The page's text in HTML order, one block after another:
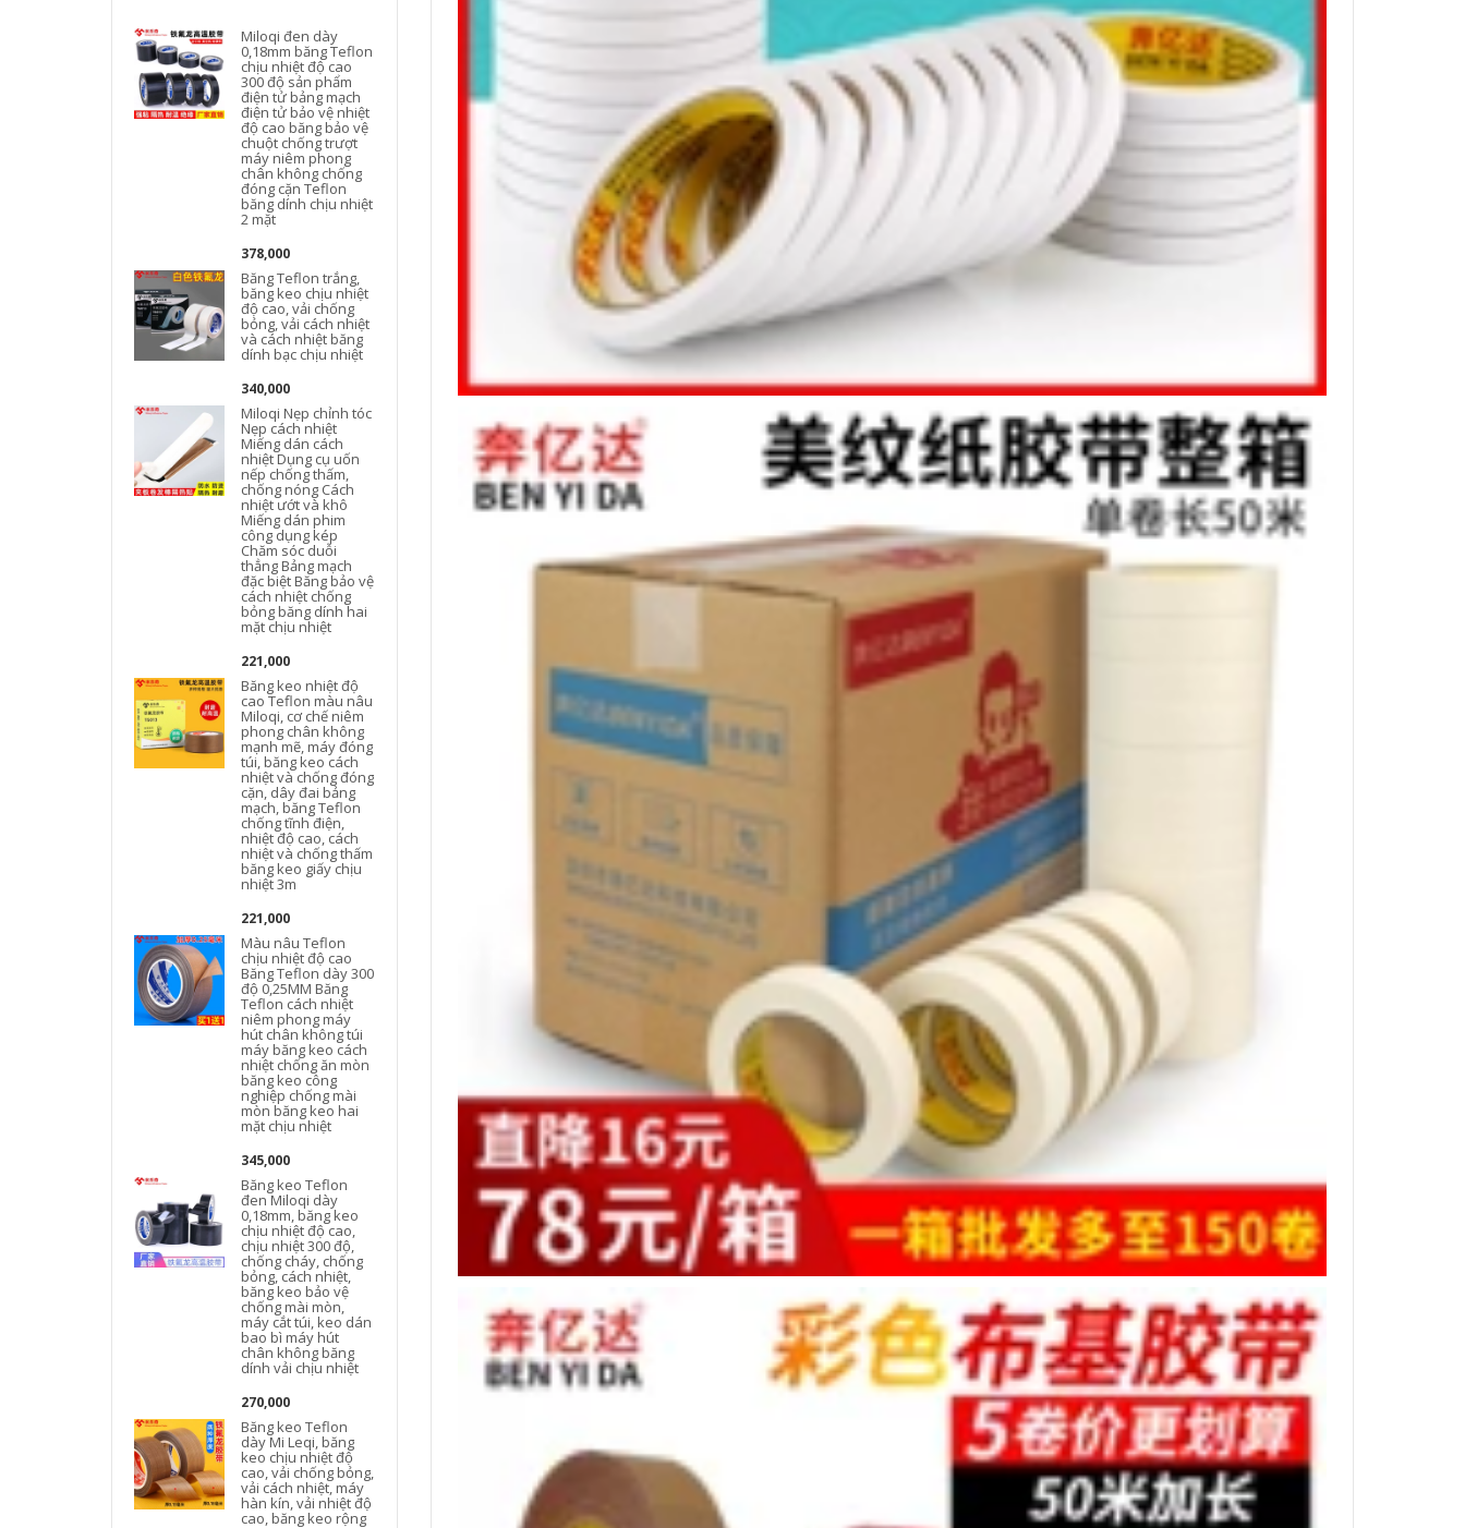
Miloqi đen dày
0,18mm băng Teflon
chịu nhiệt độ cao
300 độ sản phẩm
điện tử bảng mạch
điện tử bảo vệ nhiệt
độ cao băng bảo vệ
chuột chống trượt
máy niêm phong
chân không chống
đóng cặn Teflon
băng dính chịu nhiệt
2 mặt
378,000
Băng Teflon trắng,
băng keo chịu nhiệt
độ cao, vải chống
bỏng, vải cách nhiệt
và cách nhiệt băng
dính bạc chịu nhiệt
340,000
Miloqi Nẹp chỉnh tóc
Nẹp cách nhiệt
Miếng dán cách
nhiệt Dụng cụ uốn
nếp chống thấm,
chống nóng Cách
nhiệt ướt và khô
Miếng dán phim
công dụng kép
Chăm sóc duỗi
thẳng Bảng mạch
đặc biệt Băng bảo vệ
cách nhiệt chống
bỏng băng dính hai
mặt chịu nhiệt
221,000
Băng keo nhiệt độ
cao Teflon màu nâu
Miloqi, cơ chế niêm
phong chân không
mạnh mẽ, máy đóng
túi, băng keo cách
nhiệt và chống đóng
cặn, dây đai bảng
mạch, băng Teflon
chống tĩnh điện,
nhiệt độ cao, cách
nhiệt và chống thấm
băng keo giấy chịu
nhiệt 3m
221,000
Màu nâu Teflon
chịu nhiệt độ cao
Băng Teflon dày 300
độ 0,25MM Băng
Teflon cách nhiệt
niêm phong máy
hút chân không túi
máy băng keo cách
nhiệt chống ăn mòn
băng keo công
nghiệp chống mài
mòn băng keo hai
mặt chịu nhiệt
345,000
Băng keo Teflon
đen Miloqi dày
0,18mm, băng keo
chịu nhiệt độ cao,
chịu nhiệt 300 độ,
chống cháy, chống
bỏng, cách nhiệt,
băng keo bảo vệ
chống mài mòn,
máy cắt túi, keo dán
bao bì máy hút
chân không băng
dính vải chịu nhiệt
270,000
Băng keo Teflon
dày Mi Leqi, băng
keo chịu nhiệt độ
cao, vải chống bỏng,
vải cách nhiệt, máy
hàn kín, vải nhiệt độ
cao, băng keo rộng
Băng Teflon trắng,
vải nhiệt độ cao, vải
cách nhiệt, niêm
phong trống máy,
vải chống bỏng, bảo
vệ bảng mạch cách
không, băng keo
chịu nhiệt độ cao
Teflon chống mài
mòn chống trượt
công nghiệp băng
keo 2 mặt chịu nhiệt
Băng keo Teflon
vải chống bỏng, vải
Teflon, máy đóng
gói chân không, dây
vải chịu nhiệt độ
cao, băng keo
Teflon, keo dán sắt
băng dính vải cách
điện chịu nhiệt
Teflon mạnh mẽ
chịu nhiệt độ cao
niêm phong nhiệt
băng dính nhiệt
băng keo chịu nhiệt
bỏng, vải cách nhiệt
và cách nhiệt, máy
hàn kín, băng keo
nhiệt độ cao, chống
trượt, gói bảo vệ
bảng mạch, băng
Teflon, đa năng
mặt chịu nhiệt
băng keo chịu nhiệt
độ cao, vải chống
bỏng, vải cách nhiệt
và cách nhiệt, máy
hàn kín, vải chịu
nhiệt cao, chống
mài mòn, chống
dính, tay cầm chống
trượt, bọc bảo vệ
bảng mạch, băng
Teflon dày 0,13mm
băng dính vải chịu
nhiệt
547,000
Băng Teflon dày
cao bảng mạch cách
nhiệt, chống đóng
cặn, cách nhiệt,
chống mài mòn,
chịu nhiệt độ 300 độ
Máy cắt túi, đóng gói
máy hút chân
độ cao, băng Teflon
băng keo vải chịu
567,000
thoại di động sửa
chữa che chắn bảo
vệ pin cách điện
băng cách nhiệt hàn
chống hàn băng
keo non chịu nhiệt
349,000
Ngón tay vàng băng
nhiệt độ cao màu
nâu mờ hàn cách
nhiệt cách nhiệt bọc
pin băng công
nghiệp polyimide
băng dính chịu nhiệt
507,000
Băng keo nhiệt độ
cao màu xanh lá
cây cách nhiệt và
cách nhiệt, sơn ô tô,
che chắn bảng
mạch, mạ điện, lò
thiếc, chuyển nhiệt,
keo phim xanh
băng dính chịu nhiệt
cao 250 độ
Benyida dày màng
nhôm chịu nhiệt
băng keo dán ống
băng keo chống
thấm nhà bếp phạm
vi máy hút mùi bẫy
3m
cao PI polyimide
Băng hàn công
nghiệp và chịu nhiệt
nhà máy điện tử
chuyển nhiệt In 3D
điện thoại di động
sửa chữa màn hình
băng cách điện
băng keo non chịu
nhiệt
190,000
Benyida Teflon
băng chịu nhiệt độ
cao 300 độ nóng
cuộn dây sưởi dây
cách nhiệt vải cách
nhiệt cách nhiệt
chống dính vải
chống bỏng trục vệ
tinh bàn phím tùy
chỉnh nhiệt độ cao
Vải teflon băng keo
giấy chịu nhiệt
203,000
Benyida sợi thủy
băng nhôm lá mỏng
ống nước niêm
phong băng chống
thấm phạm vi mui
xe băng keo vá nồi
lá nhôm thiếc dày
0.14 Máy nước nóng
Băng keo hai mặt